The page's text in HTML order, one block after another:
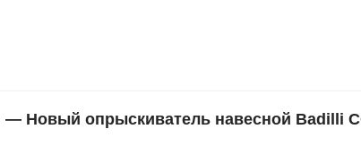
Новый опрыскиватель навесной Badilli